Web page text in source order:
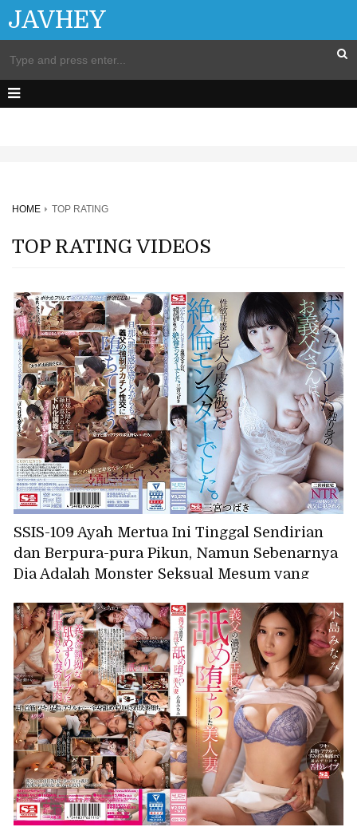
JAVHEY
HOME TOP RATING
TOP RATING VIDEOS
SSIS-109 Ayah Mertua Ini Tinggal Sendirian
dan Berpura-pura Pikun, Namun Sebenarnya
Dia Adalah Monster Seksual Mesum yang
Berbahaya. Tsubaki Sannomiya